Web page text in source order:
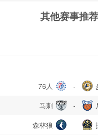
其他赛事推荐
76人 -
马刺 -
森林狼 -